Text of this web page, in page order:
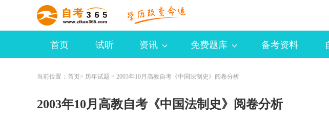
首页 试听 资讯 免费题库 备考资料
当前位置： 首页> 历年试题 > 2003年10月高教自考《中国法制史》阅卷分析
2003年10月高教自考《中国法制史》阅卷分析